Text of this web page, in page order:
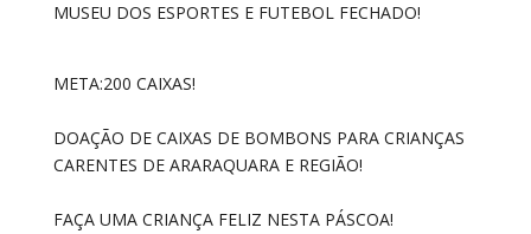
MUSEU DOS ESPORTES E FUTEBOL FECHADO!
META:200 CAIXAS!
DOAÇÃO DE CAIXAS DE BOMBONS PARA CRIANÇAS
CARENTES DE ARARAQUARA E REGIÃO!
FAÇA UMA CRIANÇA FELIZ NESTA PÁSCOA!